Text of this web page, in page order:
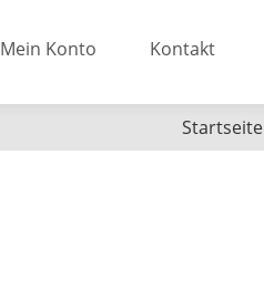
Mein Konto Kontakt
Startseite